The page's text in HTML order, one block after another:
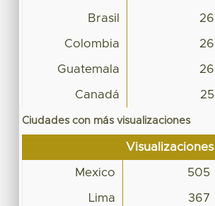
Brasil 26
Colombia 26
Guatemala 26
Canadá 25
Ciudades con más visualizaciones
Visualizaciones
Mexico 505
Lima 367